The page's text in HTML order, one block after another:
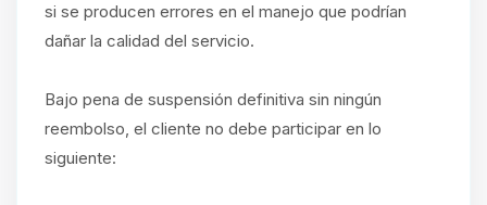
si se producen errores en el manejo que podrían
dañar la calidad del servicio.
Bajo pena de suspensión definitiva sin ningún
reembolso, el cliente no debe participar en lo
siguiente: